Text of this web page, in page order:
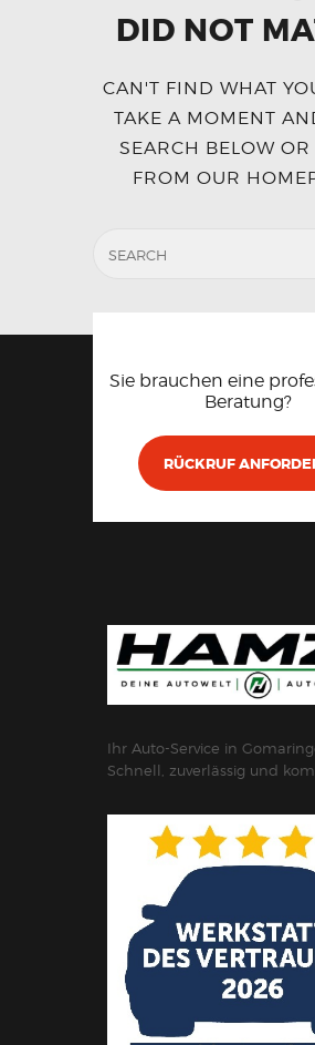
DID NOT
CAN'T FIND WHAT
TAKE A MOMENT
SEARCH BELOW OR
FROM OUR
Sie brauchen eine
Beratung?
RÜCKRUF
Ihr Auto-Service in
Schnell, zuverlässig und